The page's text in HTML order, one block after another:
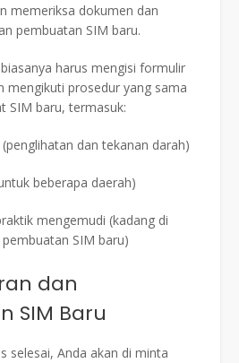
memeriksa dokumen dan
pembuatan SIM baru.
harus mengisi formulir
mengikuti prosedur yang sama
SIM baru, termasuk:
dan tekanan darah)
beberapa daerah)
mengemudi (kadang di
SIM baru)
dan
SIM Baru
selesai, Anda akan di minta